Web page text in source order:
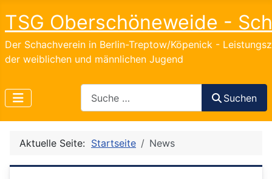
TSG Oberschöneweide -
Der Schachverein in Berlin-Treptow/Köpenick -
der weiblichen und männlichen Jugend
Suchen
Aktuelle Seite: Startseite News